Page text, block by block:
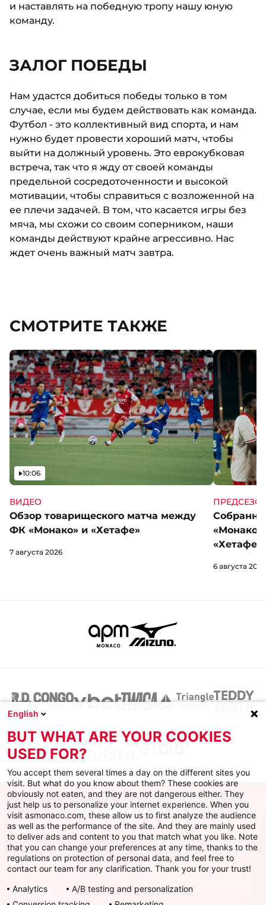
и наставлять на победную тропу нашу юную
команду.
ЗАЛОГ ПОБЕДЫ
Нам удастся добиться победы только в том
случае, если мы будем действовать как команда.
Футбол - это коллективный вид спорта, и нам
нужно будет провести хороший матч, чтобы
выйти на должный уровень. Это еврокубковая
встреча, так что я жду от своей команды
предельной сосредоточенности и высокой
мотивации, чтобы справиться с возложенной на
ее плечи задачей. В том, что касается игры без
мяча, мы схожи со своим соперником, наши
команды действуют крайне агрессивно. Нас
ждет очень важный матч завтра.
СМОТРИТЕ ТАКЖЕ
ВИДЕО
Обзор товарищеского матча между
ФК «Монако» и «Хетафе»
Видео
10:06
7 августа 2026
«Хетафе»
6 августа 2026
ФК Монако
УСЛУГИ
English
BUT WHAT ARE YOUR COOKIES
USED FOR?
You accept them several times a day on the different sites you
visit. But what do you know about them? These cookies are
obviously not eaten, and they are not dangerous either. They
just help us to personalize your internet experience. When you
visit asmonaco.com, these allow us to first analyze the audience
as well as the performance of the site. And they are mainly used
to deliver ads and content to you that match what you like. Note
that you can change your preferences at any time, thanks to the
regulations on protection of personal data, and feel free to
contact our team for any clarification. Thank you for your trust!
Analytics
A/B testing and personalization